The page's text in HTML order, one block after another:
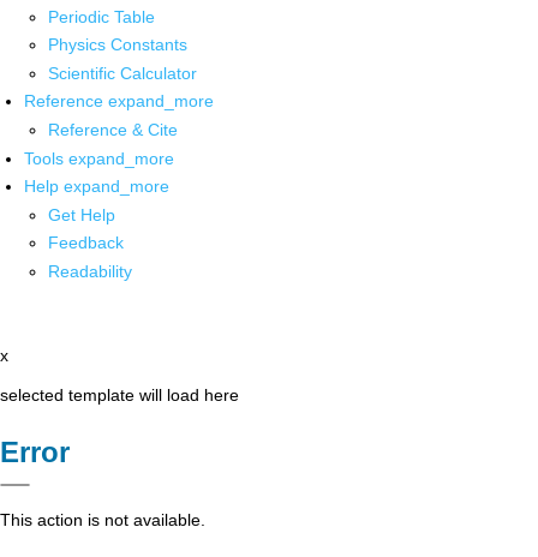
Periodic Table
Physics Constants
Scientific Calculator
Reference expand_more
Reference & Cite
Tools expand_more
Help expand_more
Get Help
Feedback
Readability
x
selected template will load here
Error
This action is not available.